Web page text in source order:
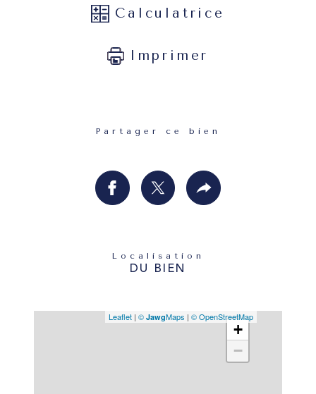
Calculatrice
Imprimer
Partager ce bien
Localisation
DU BIEN
+
−
Leaflet | © JawgMaps | © OpenStreetMap